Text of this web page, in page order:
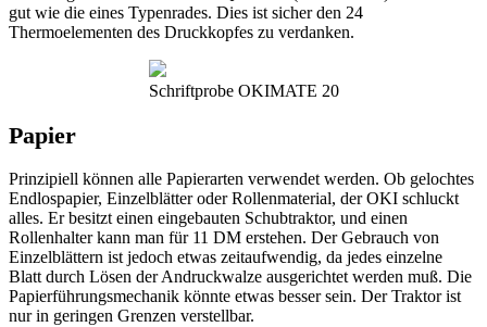
gut wie die eines Typenrades. Dies ist sicher den 24
Thermoelementen des Druckkopfes zu verdanken.
Schriftprobe OKIMATE 20
Papier
Prinzipiell können alle Papierarten verwendet werden. Ob gelochtes
Endlospapier, Einzelblätter oder Rollenmaterial, der OKI schluckt
alles. Er besitzt einen eingebauten Schubtraktor, und einen
Rollenhalter kann man für 11 DM erstehen. Der Gebrauch von
Einzelblättern ist jedoch etwas zeitaufwendig, da jedes einzelne
Blatt durch Lösen der Andruckwalze ausgerichtet werden muß. Die
Papierführungsmechanik könnte etwas besser sein. Der Traktor ist
nur in geringen Grenzen verstellbar.